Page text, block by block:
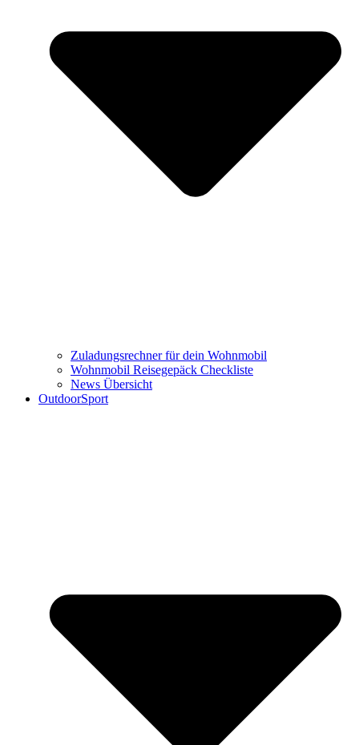
Zuladungsrechner für dein Wohnmobil
Wohnmobil Reisegepäck Checkliste
News Übersicht
OutdoorSport